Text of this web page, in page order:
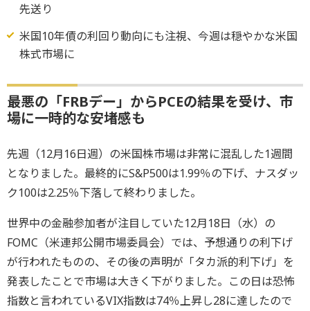
先送り
米国10年債の利回り動向にも注視、今週は穏やかな米国
株式市場に
最悪の「FRBデー」からPCEの結果を受け、市
場に一時的な安堵感も
先週（12月16日週）の米国株市場は非常に混乱した1週間
となりました。最終的にS&P500は1.99％の下げ、ナスダッ
ク100は2.25％下落して終わりました。
世界中の金融参加者が注目していた12月18日（水）の
FOMC（米連邦公開市場委員会）では、予想通りの利下げ
が行われたものの、その後の声明が「タカ派的利下げ」を
発表したことで市場は大きく下がりました。この日は恐怖
指数と言われているVIX指数は74％上昇し28に達したので